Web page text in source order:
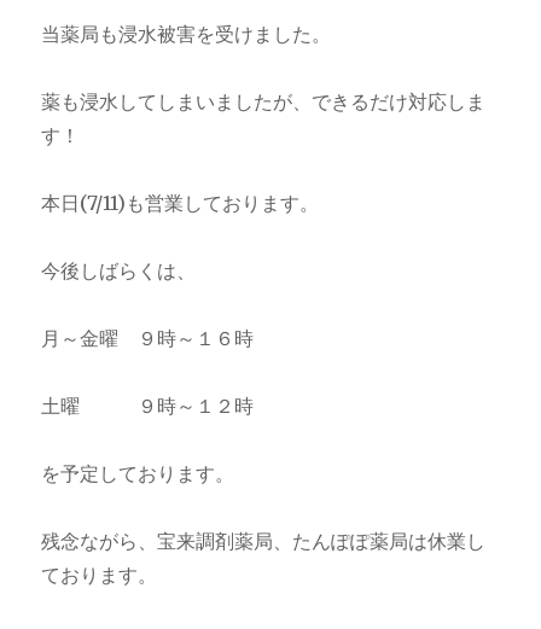
当薬局も浸水被害を受けました。
薬も浸水してしまいましたが、できるだけ対応しま
す！
本日(7/11)も営業しております。
今後しばらくは、
月～金曜 ９時～１６時
土曜 ９時～１２時
を予定しております。
残念ながら、宝来調剤薬局、たんぽぽ薬局は休業し
ております。